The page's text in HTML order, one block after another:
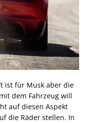
ist für Musk aber die
dem Fahrzeug will
auf diesen Aspekt
die Räder stellen. In